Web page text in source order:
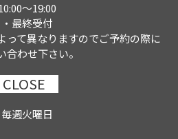
～19:00
・最終受付
て異なりますのでご予約の際に
合わせ下さい。
CLOSE
毎週火曜日